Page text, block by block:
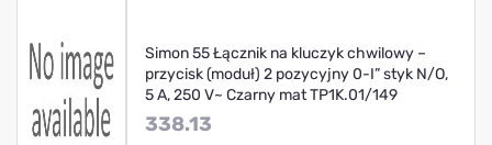
Simon 55 Łącznik na kluczyk chwilowy –
przycisk (moduł) 2 pozycyjny 0-I” styk N/O,
5 A, 250 V~ Czarny mat TP1K.01/149
338.13